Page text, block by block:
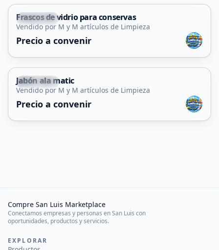
Tilisarao
Frascos de vidrio para conservas
Vendido por M y M artículos de Limpieza
Precio a convenir
Tilisarao
Jabón ala matic
Vendido por M y M artículos de Limpieza
Precio a convenir
Compre San Luis Marketplace
Conectamos empresas y personas en San Luis con
oportunidades, productos y servicios.
EXPLORAR